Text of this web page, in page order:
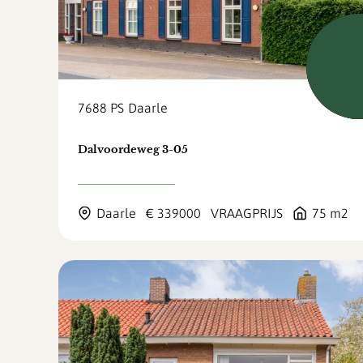
7688 PS Daarle
Dalvoordeweg 3-05
Daarle € 339000 VRAAGPRIJS 75 m2